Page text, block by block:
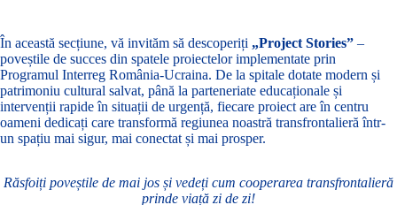
În această secțiune, vă invităm să descoperiți „Project Stories” –
poveștile de succes din spatele proiectelor implementate prin
Programul Interreg România-Ucraina. De la spitale dotate modern și
patrimoniu cultural salvat, până la parteneriate educaționale și
intervenții rapide în situații de urgență, fiecare proiect are în centru
oameni dedicați care transformă regiunea noastră transfrontalieră într-
un spațiu mai sigur, mai conectat și mai prosper.
Răsfoiți poveștile de mai jos și vedeți cum cooperarea transfrontalieră
prinde viață zi de zi!